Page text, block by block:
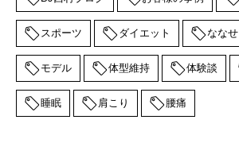
スポーツ ダイエット ななせ
モデル 体型維持 体験談
睡眠 肩こり 腰痛